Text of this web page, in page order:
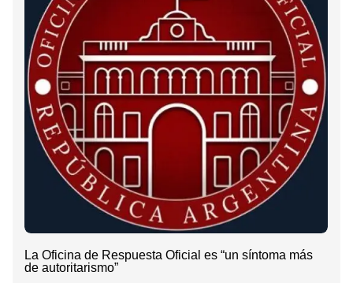
La Oficina de Respuesta Oficial es “un síntoma más
de autoritarismo”